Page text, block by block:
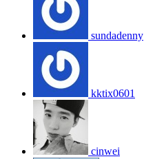
sundadenny
kktix0601
cinwei